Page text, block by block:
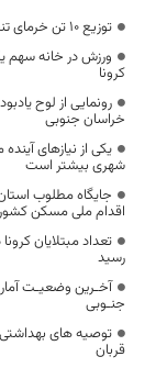
توزیع ۱۰ تن خرمای تنظیم بازار در مرکز خراسان‌جنوبی
ورزش در خانه
کرونا
رونمایی از لوح
خراسان جنوبی
یکی از نیازهای
شهری بیشتر است
جایگاه مطلوب
اقدام ملی مسکن
رسید
آخـرین وضعیـت
جنـوبی
توصیه های
قربان